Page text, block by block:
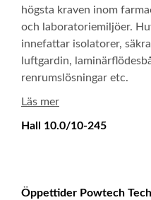
högsta kraven inom
och laboratoriemiljöer.
innefattar isolatorer,
luftgardin,
renrumslösningar etc.
Läs mer
Hall 10.0/10-245
Öppettider Powtech